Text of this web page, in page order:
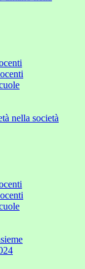
nella società